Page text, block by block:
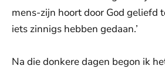
mens-zijn hoort door God geliefd
iets zinnigs hebben gedaan.’
Na die donkere dagen begon ik